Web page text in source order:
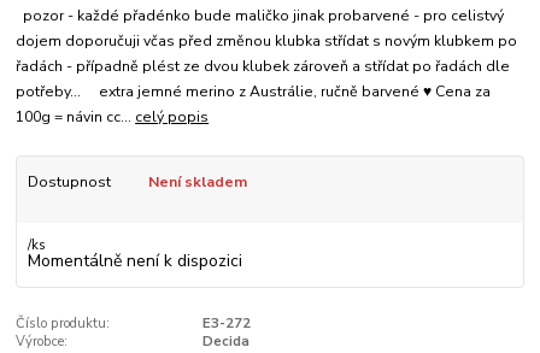
pozor - každé přadénko bude maličko jinak probarvené - pro celistvý
dojem doporučuji včas před změnou klubka střídat s novým klubkem po
řadách - případně plést ze dvou klubek zároveň a střídat po řadách dle
potřeby... extra jemné merino z Austrálie, ručně barvené ♥ Cena za
100g = návin cc... celý popis
Dostupnost Není skladem
/ks
Momentálně není k dispozici
Číslo produktu:
E3-272
Výrobce:
Decida